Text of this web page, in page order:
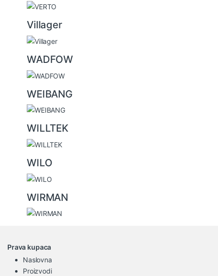
Villager
WADFOW
WEIBANG
WILLTEK
WILO
WIRMAN
Prava kupaca
Naslovna
Proizvodi